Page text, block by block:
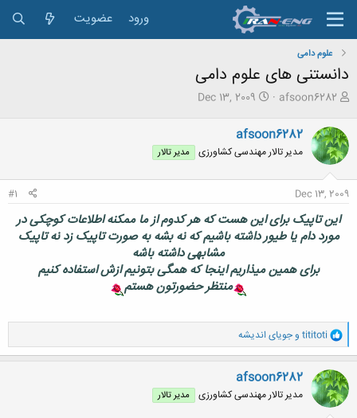
ورود عضویت
علوم دامی
دانستنی های علوم دامی
ش
و
ع
ک
ن
ن
د
م
و
afsoon6282
ت
ی
خ
ر
Dec 13, 2009
afsoon6282
مدیر تالار مهندسی كشاورزی مدیر تالار
Dec 13, 2009
#1
این تاپیک برای این هست که هر کدوم از ما ممکنه اطلاعات کوچکی در
مورد دام یا طیور داشته باشیم که نه بشه به صورت تاپیک زد نه تاپیک
مشابهی داشته باشه
برای همین میذاریم اینجا که همگی بتونیم ازش استفاده کنیم
منتظر حضورتون هستم
و
ا
ک
ن
ش
ه
ا
tititoti و جویای اندیشه
afsoon6282
مدیر تالار مهندسی كشاورزی مدیر تالار